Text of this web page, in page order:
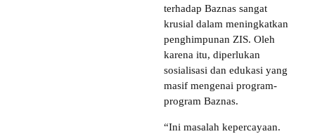
terhadap Baznas sangat
krusial dalam meningkatkan
penghimpunan ZIS. Oleh
karena itu, diperlukan
sosialisasi dan edukasi yang
masif mengenai program-
program Baznas.
“Ini masalah kepercayaan.